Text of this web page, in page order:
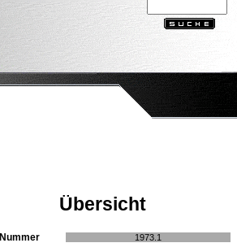
Übersicht
Nummer
1973.1